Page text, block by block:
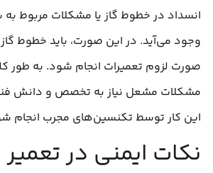
انسداد در خطوط گاز یا مشکلات مربوط به
وجود می‌آید. در این صورت، باید خطوط
صورت لزوم تعمیرات انجام شود. به طور
مشکلات مشعل نیاز به تخصص و دانش
این کار توسط تکنسین‌های مجرب انجام
نکات ایمنی در